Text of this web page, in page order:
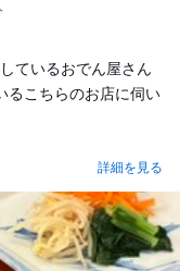
ているおでん屋さん
るこちらのお店に伺い
詳細を見る